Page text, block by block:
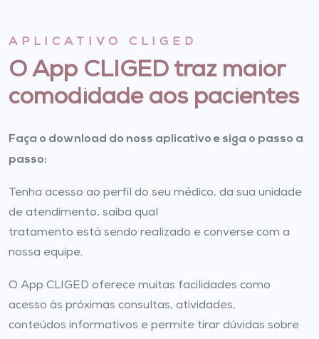
APLICATIVO CLIGED
O App CLIGED traz maior
comodidade aos pacientes
Faça o download do noss aplicativo e siga o passo a
passo:
Tenha acesso ao perfil do seu médico, da sua unidade
de atendimento, saiba qual
tratamento está sendo realizado e converse com a
nossa equipe.
O App CLIGED oferece muitas facilidades como
acesso às próximas consultas, atividades,
conteúdos informativos e permite tirar dúvidas sobre